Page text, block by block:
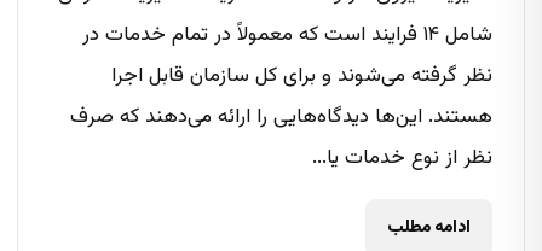
شامل ۱۴ فرایند است که معمولاً در تمام خدمات در
نظر گرفته می‌شوند و برای کل سازمان قابل اجرا
هستند. این‌ها دیدگاه‌هایی را ارائه می‌دهند که صرف
نظر از نوع خدمات یا...
ادامه مطلب